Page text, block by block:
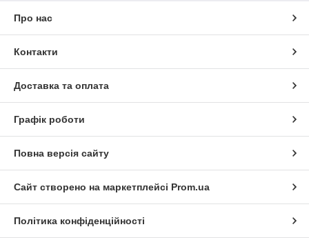
Про нас
Контакти
Доставка та оплата
Графік роботи
Повна версія сайту
Сайт створено на маркетплейсі Prom.ua
Політика конфіденційності